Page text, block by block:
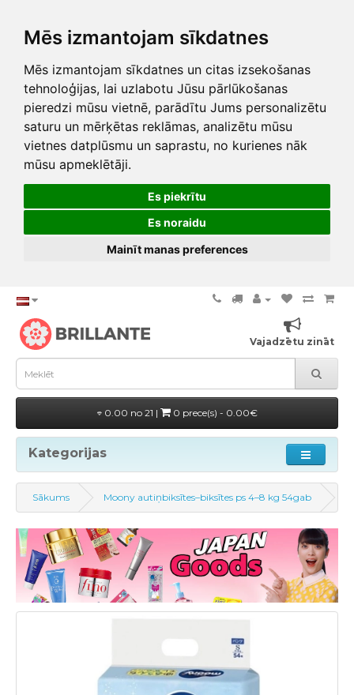
Mēs izmantojam sīkdatnes
Mēs izmantojam sīkdatnes un citas izsekošanas
tehnoloģijas, lai uzlabotu Jūsu pārlūkošanas
pieredzi mūsu vietnē, parādītu Jums personalizētu
saturu un mērķētas reklāmas, analizētu mūsu
vietnes datplūsmu un saprastu, no kurienes nāk
mūsu apmeklētāji.
Es piekrītu
Es noraidu
Mainīt manas preferences
Vajadzētu zināt
0.00 no 21 | 0 prece(s) - 0.00€
Kategorijas
Sākums Moony autiņbiksītes–biksītes ps 4–8 kg 54gab